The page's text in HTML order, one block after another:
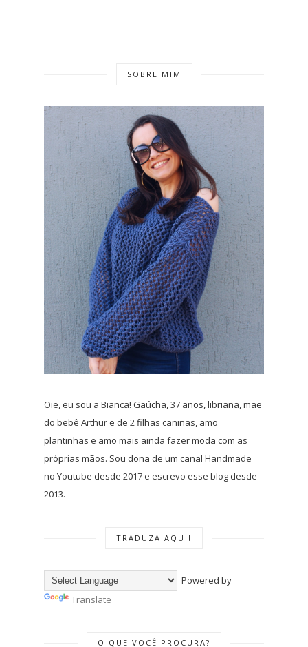
SOBRE MIM
Oie, eu sou a Bianca! Gaúcha, 37 anos, libriana, mãe
do bebê Arthur e de 2 filhas caninas, amo
plantinhas e amo mais ainda fazer moda com as
próprias mãos. Sou dona de um canal Handmade
no Youtube desde 2017 e escrevo esse blog desde
2013.
TRADUZA AQUI!
Powered by
Translate
O QUE VOCÊ PROCURA?